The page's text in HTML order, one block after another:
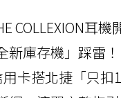
COLLEXION耳
新庫存機」踩雷
用卡搭北捷「只